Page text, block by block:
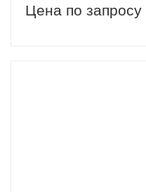
Цена по запросу